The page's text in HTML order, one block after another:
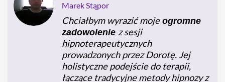
Marek Stąpor
Chciałbym wyrazić mojeogromne
zadowolenie z sesji
hipnoterapeutycznych
prowadzonych przez Dorotę. Jej
holistyczne podejście do terapii,
łączące tradycyjne metody hipnozy z